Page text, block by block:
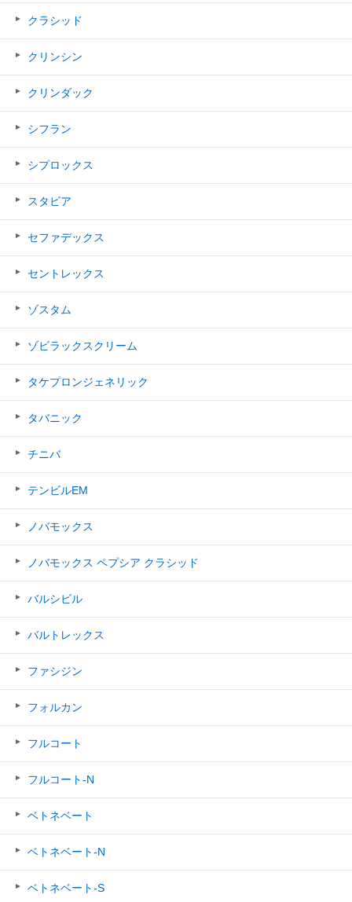
クラシッド
クリンシン
クリンダック
シフラン
シプロックス
スタビア
セファデックス
セントレックス
ゾスタム
ゾビラックスクリーム
タケプロンジェネリック
タバニック
チニバ
テンビルEM
ノバモックス
ノバモックス ペプシア クラシッド
バルシビル
バルトレックス
ファシジン
フォルカン
フルコート
フルコート-N
ベトネベート
ベトネベート-N
ベトネベート-S